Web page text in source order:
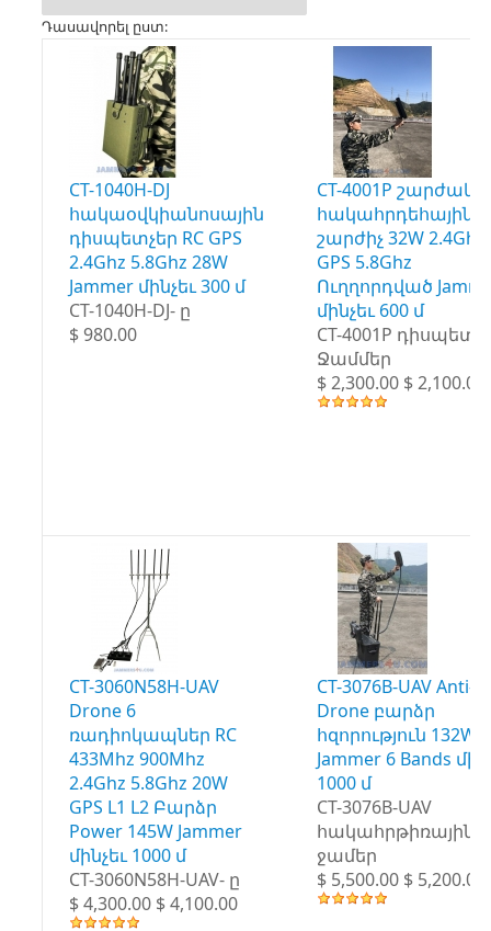
Դասավորել ըստ:
CT-1040H-DJ
հակաօվկիանոսային
դիսպետչեր RC GPS
2.4Ghz 5.8Ghz 28W
Jammer մինչեւ 300 մ
CT-1040H-DJ- ը
$ 980.00
CT-4001P
հակահրդեհային
շարժիչ 32W 2.4Ghz
GPS 5.8Ghz
Ուղղորդված
մինչեւ 600 մ
CT-4001P
Ջամմեր
$ 2,300.00 $ 2,100.00
CT-3060N58H-UAV
Drone 6
ռադիոկապներ RC
433Mhz 900Mhz
2.4Ghz 5.8Ghz 20W
GPS L1 L2 Բարձր
Power 145W Jammer
մինչեւ 1000 մ
CT-3060N58H-UAV- ը
$ 4,300.00 $ 4,100.00
CT-3076B-UAV Anti-
Drone բարձր
հզորություն 132W
Jammer 6 Bands
1000 մ
CT-3076B-UAV
հակահրթիռային
ջամեր
$ 5,500.00 $ 5,200.00